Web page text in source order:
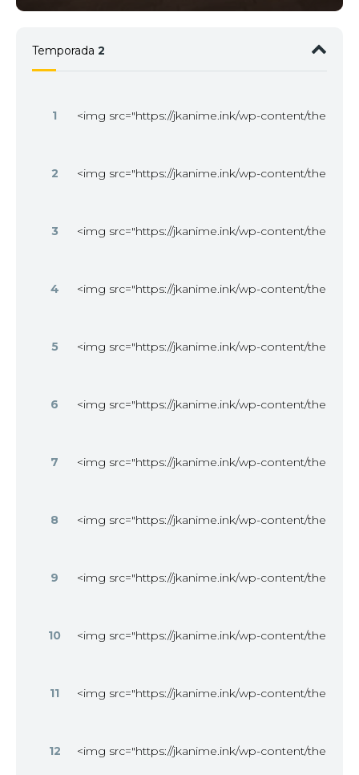
Temporada 2
1 <img src="https://jkanime.ink/wp-content/
2 <img src="https://jkanime.ink/wp-content/
3 <img src="https://jkanime.ink/wp-content/
4 <img src="https://jkanime.ink/wp-content/
5 <img src="https://jkanime.ink/wp-content/
6 <img src="https://jkanime.ink/wp-content/
7 <img src="https://jkanime.ink/wp-content/
8 <img src="https://jkanime.ink/wp-content/
9 <img src="https://jkanime.ink/wp-content/
10 <img src="https://jkanime.ink/wp-content/
11 <img src="https://jkanime.ink/wp-content/
12 <img src="https://jkanime.ink/wp-content/